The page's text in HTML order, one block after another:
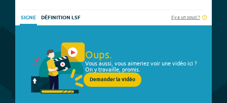
SIGNE DÉFINITION LSF Il y a un souci ?
Oups.
Vous aussi, vous aimeriez voir une vidéo ici ?
On y travaille, promis.
Demander la vidéo